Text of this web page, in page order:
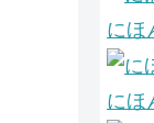
にほ
にほ